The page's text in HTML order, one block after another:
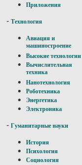
Приложения
- Технология
Авиация и
машиностроение
Высокие технологии
Вычислительная
техника
Нанотехнология
Роботехника
Энергетика
Электроника
- Гуманитарные науки
История
Психология
Социология